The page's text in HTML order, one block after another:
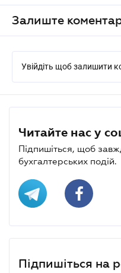
Залиште
Увійдіть щоб залишити
Читайте нас у
Підпишіться, щоб
бухгалтерських подій.
Підпишіться на